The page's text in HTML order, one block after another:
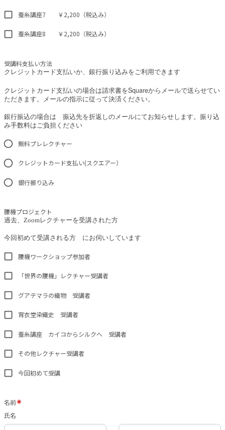
蚕糸講座7 ￥2,200（税込み）
蚕糸講座8 ￥2,200（税込み）
受講料支払い方法
クレジットカード支払いか、銀行振り込みをご利用できます
クレジットカード支払いの場合は請求書をSquareからメールで送らせてい
ただきます。メールの指示に従って決済ください。
銀行振込の場合は 振込先を折返しのメールにてお知らせします。振り込
み手数料はご負担ください
無料プレレクチャー
クレジットカード支払い(スクエアー）
銀行振り込み
腰機プロジェクト
過去、Zoomレクチャーを受講された方
今回初めて受講される方 にお伺いしています
腰機ワークショップ参加者
「世界の腰機」レクチャー受講者
グアテマラの織物 受講者
宵衣堂染織史 受講者
蚕糸講座 カイコからシルクへ 受講者
その他レクチャー受講者
今回初めて受講
名前
氏名